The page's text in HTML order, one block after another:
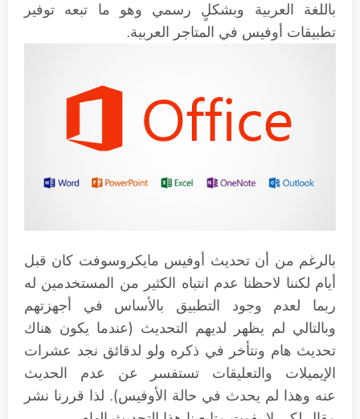
باللغة العربية وبشكلٍ رسمي وهو ما تبعه توفير
تطبيقات أوفيس في المتاجر العربية.
بالرغم من أن تحديث أوفيس مايكروسوفت كان قبل
أيام لكننا لاحظنا عدم انتباه الكثير من المستخدمين له
ربما لعدم وجود التطبيق بالأساس في أجهزتهم
وبالتالي لم يظهر لديهم التحديث (عندما يكون هناك
تحديث هام ونتأخر في ذكره ولو لدقائق نجد عشرات
الإيميلات والتعليقات تستفسر عن عدم الحديث
عنه وهذا لم يحدث في حالة الأوفيس). لذا قررنا نشر